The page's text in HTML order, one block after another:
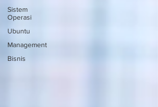
Sistem
Operasi
Ubuntu
Management
Bisnis